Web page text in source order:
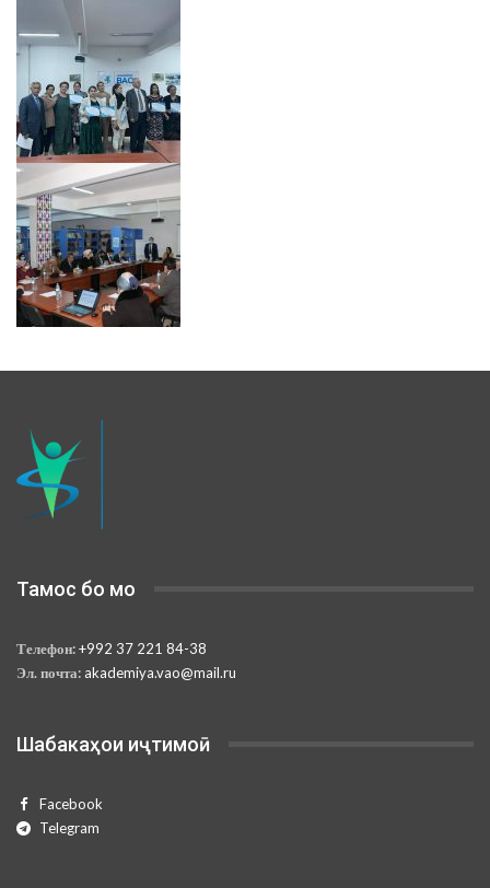
Тамос бо мо
Телефон:+992 37 221 84-38
Эл. почта: akademiya.vao@mail.ru
Шабакаҳои иҷтимоӣ
Facebook
Telegram